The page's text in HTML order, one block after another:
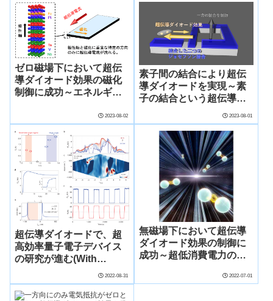
ノ構造を形成する新手法
の開発と超伝導ダイオー
ド効果の発現～
ゼロ磁場下において超伝
導ダイオード効果の磁化
制御に成功～エネルギー
スへの応用に期待～ 2023-08-02
素子間の結合により超伝
導ダイオードを実現～素
子の結合という超伝導機
2023-08-01
超伝導ダイオードで、超
高効率量子電子デバイス
の研究が進む(With
diodes, scholars
advance work toward
2022-08-31
無磁場下において超伝導
ダイオード効果の制御に
成功～超低消費電力の不
2022-07-01